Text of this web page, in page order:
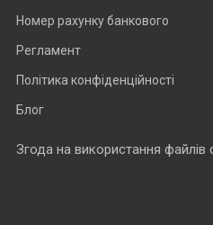
Номер рахунку банкового
Регламент
Політика конфіденційності
Блог
Згода на використання файлів